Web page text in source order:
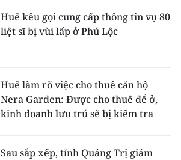
Huế kêu gọi cung cấp thông tin vụ 80
liệt sĩ bị vùi lấp ở Phú Lộc
Huế làm rõ việc cho thuê căn hộ
Nera Garden: Được cho thuê để ở,
kinh doanh lưu trú sẽ bị kiểm tra
Sau sắp xếp, tỉnh Quảng Trị giảm